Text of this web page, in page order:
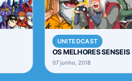
UNITEDCAST
OS MELHORES SENSEIS
07 junho, 2018